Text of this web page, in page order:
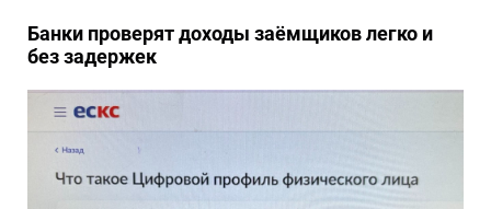
Банки проверят доходы заёмщиков легко и
без задержек